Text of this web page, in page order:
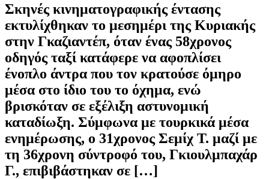
Σκηνές κινηματογραφικής έντασης
εκτυλίχθηκαν το μεσημέρι της Κυριακής
στην Γκαζιαντέπ, όταν ένας 58χρονος
οδηγός ταξί κατάφερε να αφοπλίσει
ένοπλο άντρα που τον κρατούσε όμηρο
μέσα στο ίδιο του το όχημα, ενώ
βρισκόταν σε εξέλιξη αστυνομική
καταδίωξη. Σύμφωνα με τουρκικά μέσα
ενημέρωσης, ο 31χρονος Σεμίχ Τ. μαζί με
τη 36χρονη σύντροφό του, Γκιουλμπαχάρ
Γ., επιβιβάστηκαν σε […]